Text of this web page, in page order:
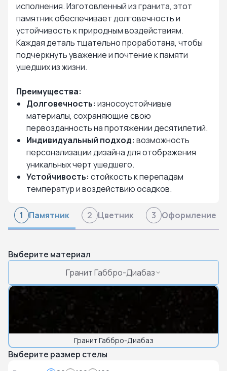
исполнения. Изготовленный из гранита, этот
памятник обеспечивает долговечность и
устойчивость к природным воздействиям.
Каждая деталь тщательно проработана, чтобы
подчеркнуть уважение и почтение к памяти
ушедших из жизни.
Преимущества:
Долговечность: износоустойчивые
материалы, сохраняющие свою
первозданность на протяжении десятилетий.
Индивидуальный подход: возможность
персонализации дизайна для отображения
уникальных черт ушедшего.
Устойчивость: стойкость к перепадам
температур и воздействию осадков.
1 Памятник 2 Цветник 3 Оформление
Выберите материал
Гранит Габбро-Диабаз
Гранит Габбро-Диабаз
Выберите размер стелы